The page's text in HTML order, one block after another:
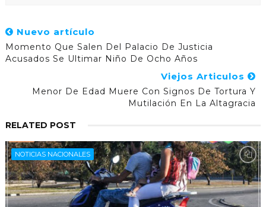
Nuevo artículo
Momento Que Salen Del Palacio De Justicia
Acusados Se Ultimar Niño De Ocho Años
Viejos Articulos
Menor De Edad Muere Con Signos De Tortura Y
Mutilación En La Altagracia
RELATED POST
NOTICIAS NACIONALES